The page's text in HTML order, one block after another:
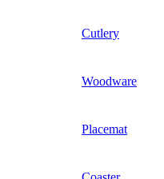
Cutlery
Woodware
Placemat